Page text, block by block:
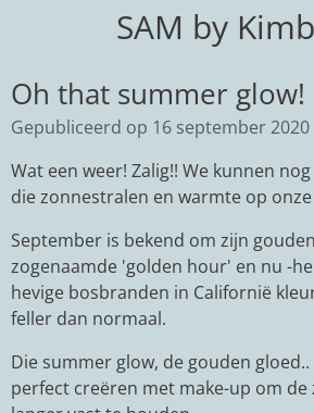
de
hoofdinhoud
SAM by
Oh that summer glow!
Gepubliceerd op 16 september 2020
Wat een weer! Zalig!! We kunnen
die zonnestralen en warmte op
September is bekend om zijn
zogenaamde 'golden hour' en nu -
hevige bosbranden in Californië
feller dan normaal.
Die summer glow, de gouden
perfect creëren met make-up om